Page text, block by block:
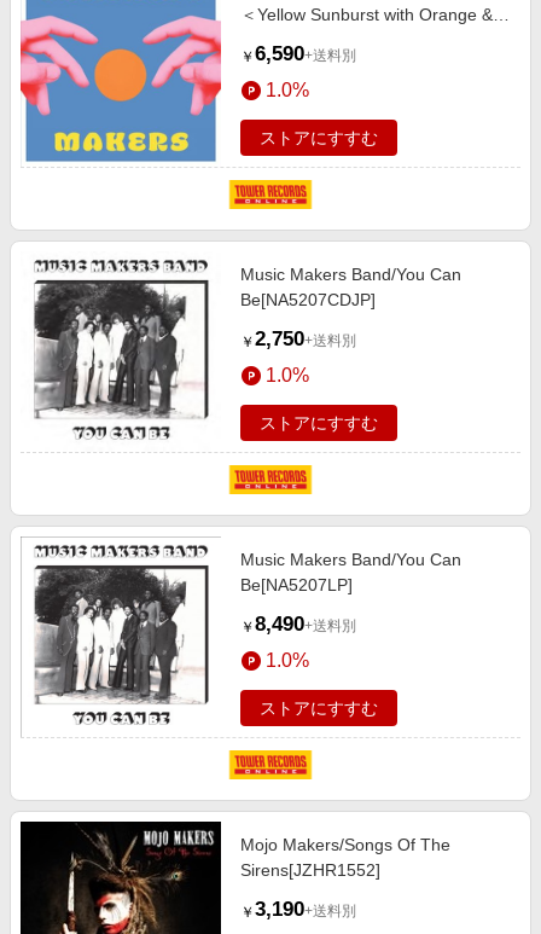
＜Yellow Sunburst with Orange &
￥ 6,590+送料別
1.0%
ストアにすすむ
Music Makers Band/You Can
Be[NA5207CDJP]
￥ 2,750+送料別
1.0%
ストアにすすむ
Music Makers Band/You Can
Be[NA5207LP]
￥ 8,490+送料別
1.0%
ストアにすすむ
Mojo Makers/Songs Of The
Sirens[JZHR1552]
￥ 3,190+送料別